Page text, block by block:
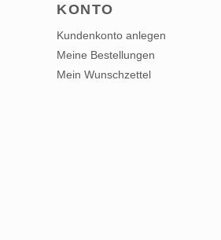
KONTO
Kundenkonto anlegen
Meine Bestellungen
Mein Wunschzettel